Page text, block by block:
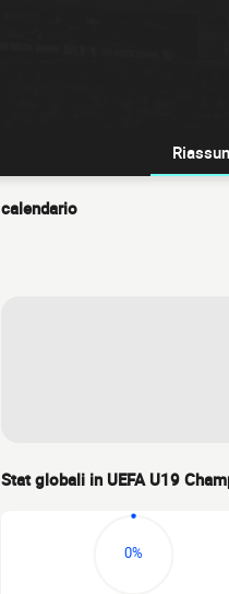
calendario
Stat globali in UEFA U19
0%